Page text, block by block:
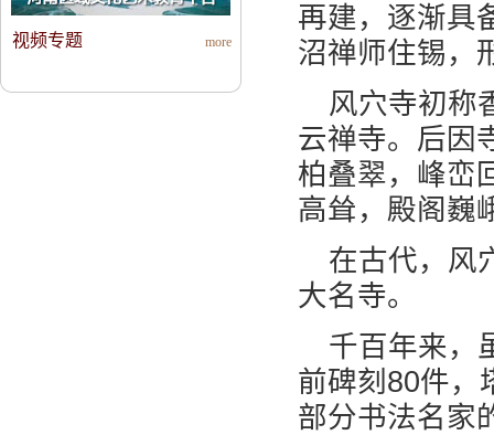
再建，逐渐具
沼禅师住锡，
风穴寺初称
云禅寺。后因
柏叠翠，峰峦
高耸，殿阁巍
在古代，风
大名寺。
千百年来，
前碑刻80件，
部分书法名家
more
视频专题